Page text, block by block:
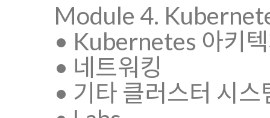
Module 4.
• Kubernetes 아키
• 네트워킹
• 기타 클러스터 시스